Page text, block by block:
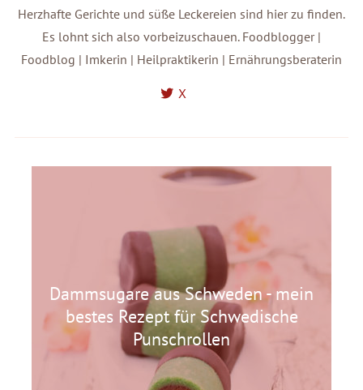
Herzhafte Gerichte und süße Leckereien sind hier zu finden.
Es lohnt sich also vorbeizuschauen. Foodblogger |
Foodblog | Imkerin | Heilpraktikerin | Ernährungsberaterin
X
Dammsugare aus Schweden - mein
bestes Rezept für Schwedische
Punschrollen